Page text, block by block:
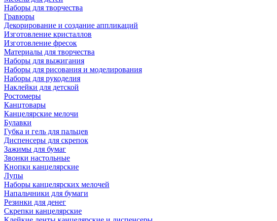
Наборы для творчества
Гравюры
Декорирование и создание аппликаций
Изготовление кристаллов
Изготовление фресок
Материалы для творчества
Наборы для выжигания
Наборы для рисования и моделирования
Наборы для рукоделия
Наклейки для детской
Ростомеры
Канцтовары
Канцелярские мелочи
Булавки
Губка и гель для пальцев
Диспенсеры для скрепок
Зажимы для бумаг
Звонки настольные
Кнопки канцелярские
Лупы
Наборы канцелярских мелочей
Напальчники для бумаги
Резинки для денег
Скрепки канцелярские